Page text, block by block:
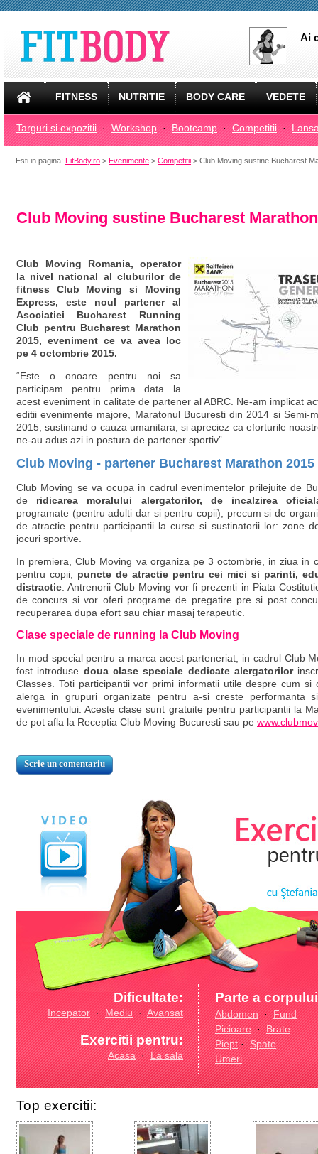
Ai
FITNESS NUTRITIE BODY CARE VEDETE
Targuri si expozitii · Workshop · Bootcamp · Competitii ·
Esti in pagina: FitBody.ro > Evenimente > Competitii > Club Moving sustine Bucharest
Club Moving sustine Bucharest
Club Moving Romania, operator
la nivel national al cluburilor de
fitness Club Moving si Moving
Express, este noul partener al
Asociatiei Bucharest Running
Club pentru Bucharest Marathon
2015, eveniment ce va avea loc
pe 4 octombrie 2015.
“Este o onoare pentru noi sa
participam pentru prima data la
acest eveniment in calitate de partener al ABRC. Ne-am implicat
editii evenimente majore, Maratonul Bucuresti din 2014 si Semi-
2015, sustinand o cauza umanitara, si apreciez ca eforturile
ne-au adus azi in postura de partener sportiv”.
Club Moving - partener Bucharest Marathon 2015
Club Moving se va ocupa in cadrul evenimentelor prilejuite de
de ridicarea moralului alergatorilor, de incalzirea
programate (pentru adulti dar si pentru copii), precum si de
de atractie pentru participantii la curse si sustinatorii lor: zone
jocuri sportive.
In premiera, Club Moving va organiza pe 3 octombrie, in ziua in
pentru copii, puncte de atractie pentru cei mici si parinti,
distractie . Antrenorii Club Moving vor fi prezenti in Piata
de concurs si vor oferi programe de pregatire pre si post
recuperarea dupa efort sau chiar masaj terapeutic.
Clase speciale de running la Club Moving
In mod special pentru a marca acest parteneriat, in cadrul Club
fost introduse doua clase speciale dedicate alergatorilor
Classes. Toti participantii vor primi informatii utile despre cum
alerga in grupuri organizate pentru a-si creste
evenimentului. Aceste clase sunt gratuite pentru participantii la
de pot afla la Receptia Club Moving Bucuresti sau pe
Dificultate:
Incepator·Mediu·Avansat
Exercitii pentru:
Acasa·La sala
Parte a
Abdomen·Fund
Picioare·Brate
Piept·Spate
Umeri
Top exercitii: